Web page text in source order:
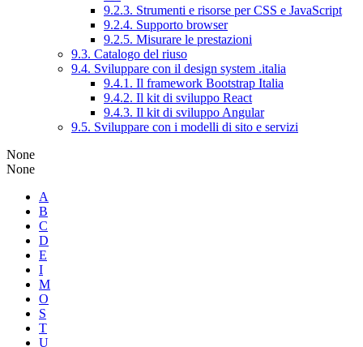
9.2.3. Strumenti e risorse per CSS e JavaScript
9.2.4. Supporto browser
9.2.5. Misurare le prestazioni
9.3. Catalogo del riuso
9.4. Sviluppare con il design system .italia
9.4.1. Il framework Bootstrap Italia
9.4.2. Il kit di sviluppo React
9.4.3. Il kit di sviluppo Angular
9.5. Sviluppare con i modelli di sito e servizi
None
None
A
B
C
D
E
I
M
O
S
T
U